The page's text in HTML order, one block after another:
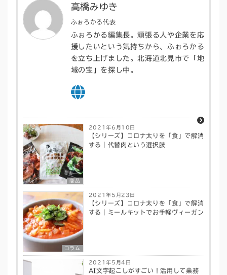
高橋みゆき
ふぉろかる代表
ふぉろかる編集長。頑張る人や企業を応
援したいという気持ちから、ふぉろかる
を立ち上げました。北海道北見市で「地
域の宝」を探し中。
商品
2021年6月10日
【シリーズ】コロナ太りを「食」で解消
する｜代替肉という選択肢
コラム
2021年5月23日
【シリーズ】コロナ太りを「食」で解消
する｜ミールキットでお手軽ヴィーガン
2021年5月4日
AI文字起こしがすごい！活用して業務